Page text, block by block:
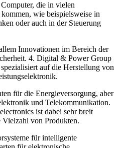
die in vielen
wie beispielsweise in
oder auch in der Steuerung
Innovationen im Bereich der
4. Digital & Power Group
auf die Herstellung von
für die Energieversorgung, aber
und Telekommunikation.
ist dabei sehr breit
Vielzahl von Produkten.
für intelligente